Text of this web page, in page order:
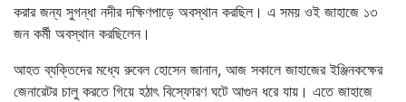
করার জন্য সুগন্ধা নদীর দক্ষিণপাড়ে অবস্থান করছিল। এ সময় ওই জাহাজে ১৩
জন কর্মী অবস্থান করছিলেন।
আহত ব্যক্তিদের মধ্যে রুবেল হোসেন জানান, আজ সকালে জাহাজের ইঞ্জিনকক্ষের
জেনারেটর চালু করতে গিয়ে হঠাৎ বিস্ফোরণ ঘটে আগুন ধরে যায়। এতে জাহাজে